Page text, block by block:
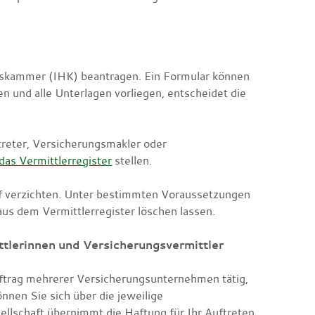
(IHK) beantragen. Ein Formular können
und alle Unterlagen vorliegen, entscheidet die
Versicherungsmakler oder
Vermittlerregister stellen.
Unter bestimmten Voraussetzungen
dem Vermittlerregister löschen lassen.
und Versicherungsvermittler
mehrerer Versicherungsunternehmen tätig,
Sie sich über die jeweilige